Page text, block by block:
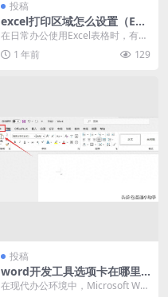
投稿
excel打印区域怎么设置（Exc
el表格设置打印区域方法）
在日常办公使用Excel表格时，有时
我们需要打印Excel表格中的部分内
容，或者...
1 年前 129
投稿
word开发工具选项卡在哪里
（word开发工具选项卡是什
在现代办公环境中，Microsoft Wor